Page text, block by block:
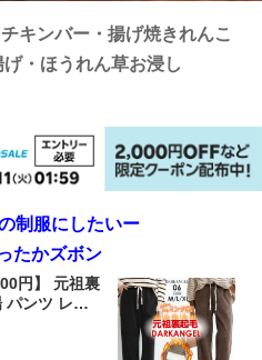
キンバー・揚げ焼きれんこ
・ほうれん草お浸し
制服にしたいー
たかズボン
円】 元祖裏
パンツ レデ
ンツ ポケッ